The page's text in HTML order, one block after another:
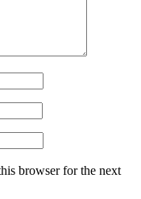
browser for the next